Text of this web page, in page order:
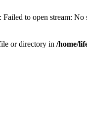
to open stream:
or directory in /home/